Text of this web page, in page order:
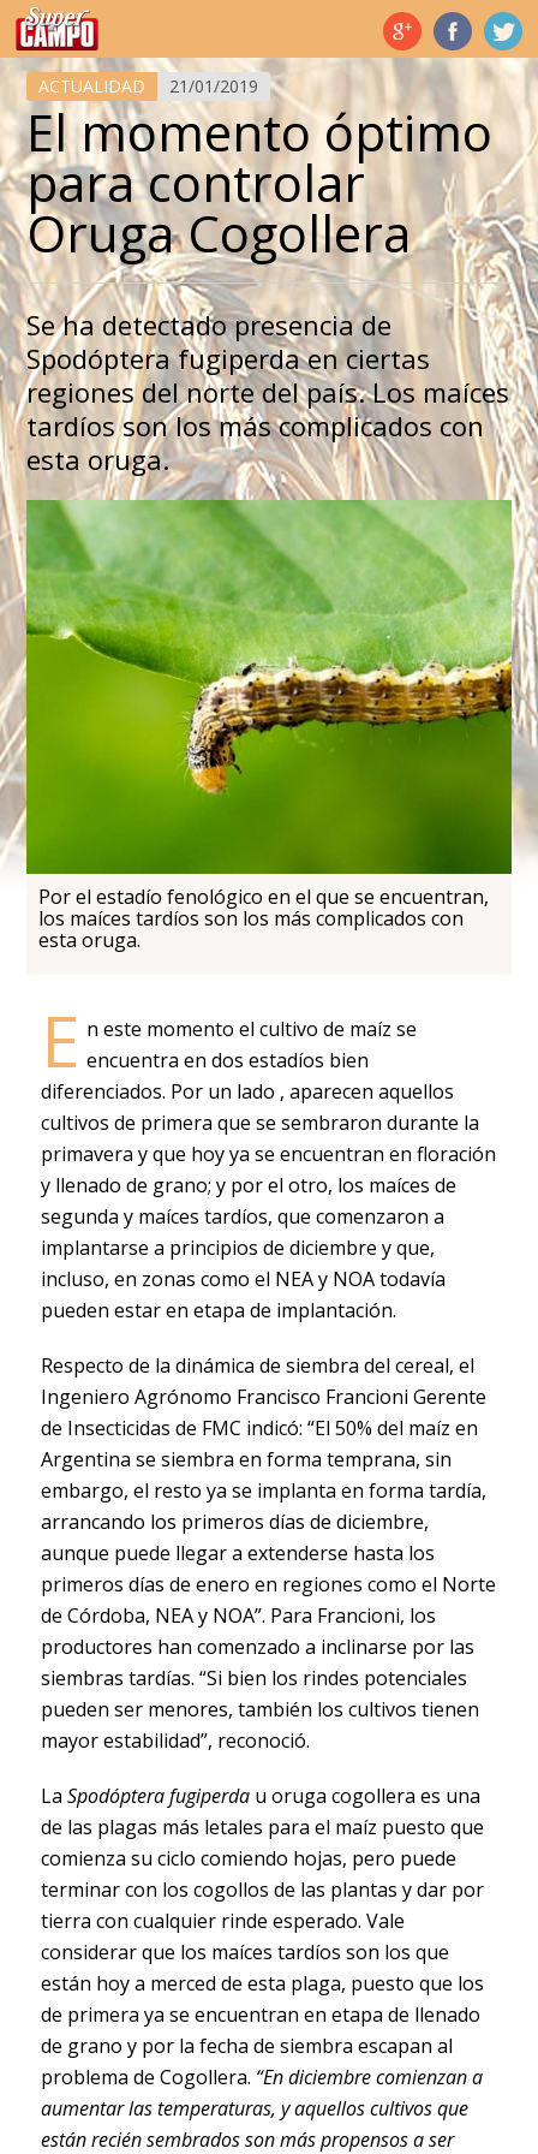
Temas de hoy
ACTUALIDAD 21/01/2019
El momento óptimo
para controlar
Oruga Cogollera
Se ha detectado presencia de
Spodóptera fugiperda en ciertas
regiones del norte del país. Los maíces
tardíos son los más complicados con
esta oruga.
Por el estadío fenológico en el que se encuentran,
los maíces tardíos son los más complicados con
esta oruga.
E n este momento el cultivo de maíz se
encuentra en dos estadíos bien
diferenciados. Por un lado , aparecen aquellos
cultivos de primera que se sembraron durante la
primavera y que hoy ya se encuentran en floración
y llenado de grano; y por el otro, los maíces de
segunda y maíces tardíos, que comenzaron a
implantarse a principios de diciembre y que,
incluso, en zonas como el NEA y NOA todavía
pueden estar en etapa de implantación.
Respecto de la dinámica de siembra del cereal, el
Ingeniero Agrónomo Francisco Francioni Gerente
de Insecticidas de FMC indicó: “El 50% del maíz en
Argentina se siembra en forma temprana, sin
embargo, el resto ya se implanta en forma tardía,
arrancando los primeros días de diciembre,
aunque puede llegar a extenderse hasta los
primeros días de enero en regiones como el Norte
de Córdoba, NEA y NOA”. Para Francioni, los
productores han comenzado a inclinarse por las
siembras tardías. “Si bien los rindes potenciales
pueden ser menores, también los cultivos tienen
mayor estabilidad”, reconoció.
La Spodóptera fugiperdau oruga cogollera es una
de las plagas más letales para el maíz puesto que
comienza su ciclo comiendo hojas, pero puede
terminar con los cogollos de las plantas y dar por
tierra con cualquier rinde esperado. Vale
considerar que los maíces tardíos son los que
están hoy a merced de esta plaga, puesto que los
de primera ya se encuentran en etapa de llenado
de grano y por la fecha de siembra escapan al
problema de Cogollera. “En diciembre comienzan a
aumentar las temperaturas, y aquellos cultivos que
están recién sembrados son más propensos a ser